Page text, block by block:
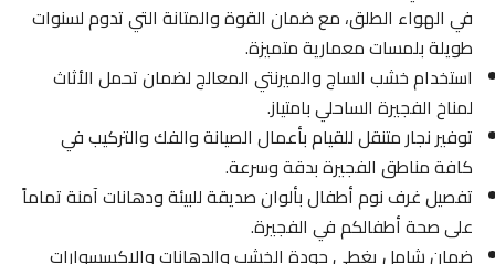
في الهواء الطلق، مع ضمان القوة والمتانة التي تدوم لسنوات
طويلة بلمسات معمارية متميزة.
استخدام خشب الساج والميرنتي المعالج لضمان تحمل الأثاث
لمناخ الفجيرة الساحلي بامتياز.
توفير نجار متنقل للقيام بأعمال الصيانة والفك والتركيب في
كافة مناطق الفجيرة بدقة وسرعة.
تفصيل غرف نوم أطفال بألوان صديقة للبيئة ودهانات آمنة تماماً
على صحة أطفالكم في الفجيرة.
ضمان شامل يغطي جودة الخشب والدهانات والإكسسوارات